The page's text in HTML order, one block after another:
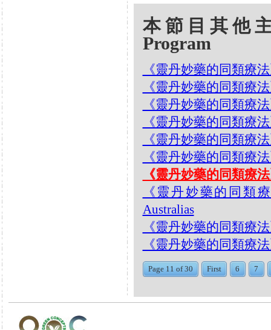
本節目其他
Program
《靈丹妙藥的同類療
《靈丹妙藥的同類療
《靈丹妙藥的同類療
《靈丹妙藥的同類療
《靈丹妙藥的同類療
《靈丹妙藥的同類療
《靈丹妙藥的同類療
《靈丹妙藥的同類
Australias
《靈丹妙藥的同類療
《靈丹妙藥的同類療
Page 11 of 30 First 6 7